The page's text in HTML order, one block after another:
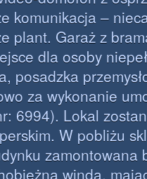
komunikacja –
plant. Garaż z
dla osoby
posadzka
za wykonanie
6994). Lokal
W pobliżu
zamontowana
winda,